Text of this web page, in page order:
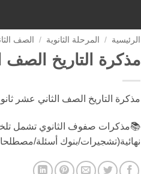
الرئيسية / المرحلة الثانوية / الصف
مذكرة التاريخ الصف
مذكرة التاريخ الصف الثاني عشر
📚مذكرات صفوف الثانوي تشمل
نهائية(تشجيرات/بنوك أسئلة/